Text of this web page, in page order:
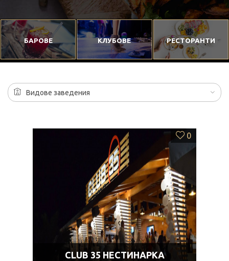
БАРОВЕ КЛУБОВЕ РЕСТОРАНТИ
Видове заведения
0
CLUB 35 НЕСТИНАРКА